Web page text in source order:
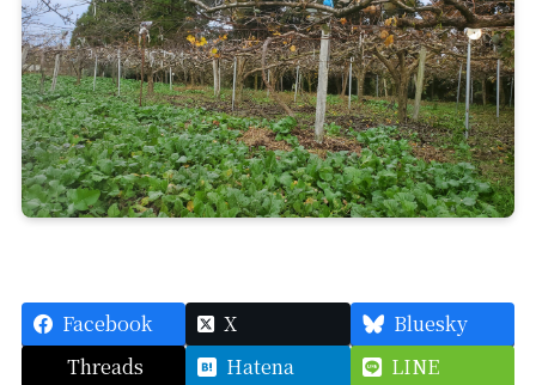
Facebook X
Bluesky
Threads
Hatena
LINE